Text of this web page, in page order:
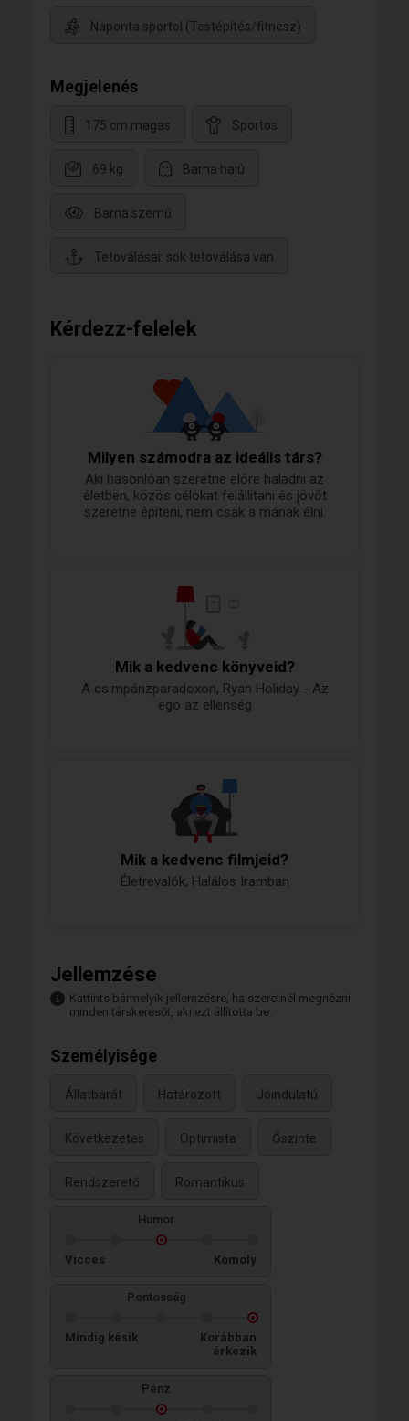
Naponta sportol (Testépítés/fitnesz)
Megjelenés
175 cm magas Sportos
69 kg Barna hajú
Barna szemű
Tetoválásai: sok tetoválása van
Kérdezz-felelek
Milyen számodra az ideális társ?
Aki hasonlóan szeretne előre haladni az
életben, közös célokat felállitani és jövőt
szeretne épiteni, nem csak a mának élni.
Mik a kedvenc könyveid?
A csimpánzparadoxon, Ryan Holiday - Az
ego az ellenség
Mik a kedvenc filmjeid?
Életrevalók, Halálos Iramban
Jellemzése
Kattints bármelyik jellemzésre, ha szeretnél megnézni
minden társkeresőt, aki ezt állította be.
Személyisége
Állatbarát Határozott Jóindulatú
Következetes Optimista Őszinte
Rendszerető Romantikus
Humor
Vicces Komoly
Pontosság
Mindig késik
Korábban
érkezik
Pénz